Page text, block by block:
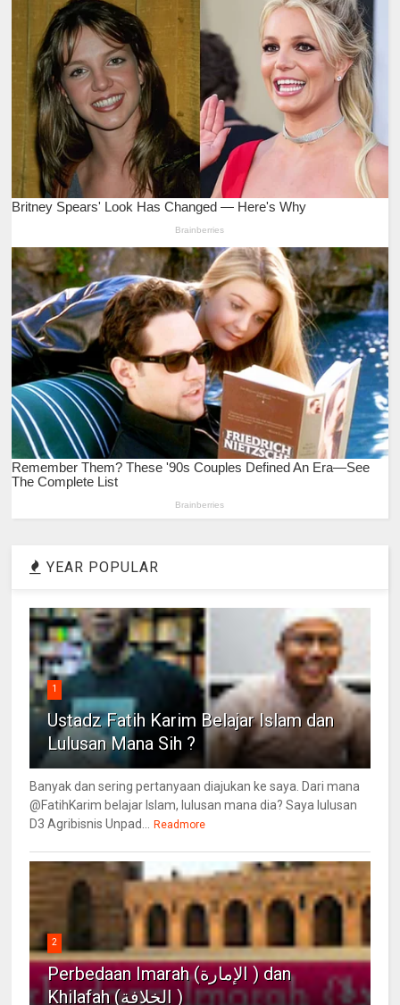
YEAR POPULAR
1
Ustadz Fatih Karim Belajar Islam dan
Lulusan Mana Sih ?
Banyak dan sering pertanyaan diajukan ke saya. Dari mana
@FatihKarim belajar Islam, lulusan mana dia? Saya lulusan
D3 Agribisnis Unpad... Readmore
2
Perbedaan Imarah (الإمارة ) dan
Khilafah (الخلافة )